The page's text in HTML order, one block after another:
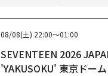
08/08(土) 22:00～01:00
SEVENTEEN 2026
'YAKUSOKU' 東京ドーム